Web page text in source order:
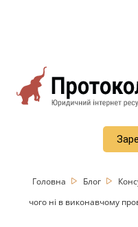
Головна Блог
чого ні в виконавчому